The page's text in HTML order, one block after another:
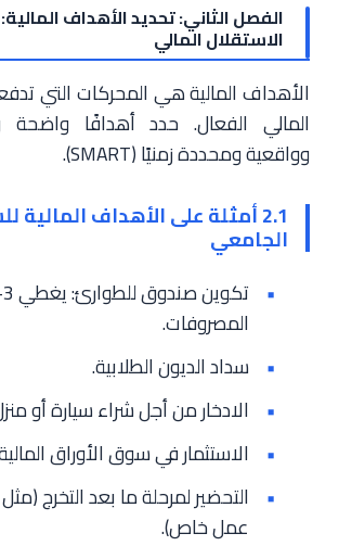
الفصل الثاني: تحديد الأهداف
الاستقلال المالي
الأهداف المالية هي المحركات التي
المالي الفعال. حدد أهدافًا واضحة
وواقعية ومحددة زمنيًا (SMART).
2.1 أمثلة على الأهداف المالية
الجامعي
المصروفات.
سداد الديون الطلابية.
الادخار من أجل شراء سيارة أو
الاستثمار في سوق الأوراق
التحضير لمرحلة ما بعد التخرج
عمل خاص).